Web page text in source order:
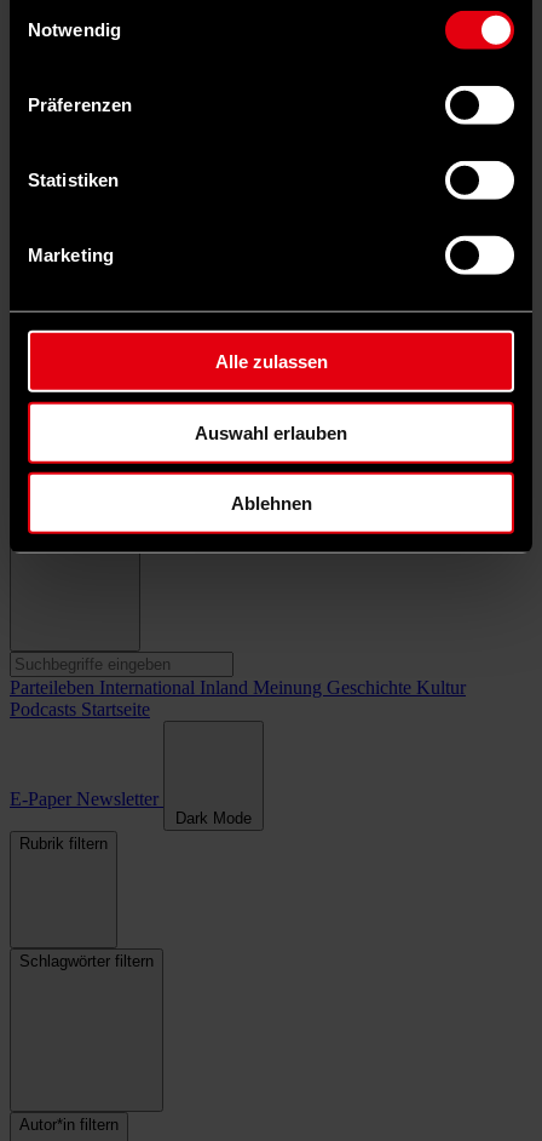
Notwendig
Präferenzen
Statistiken
Marketing
Alle zulassen
Auswahl erlauben
Ablehnen
Parteileben International Inland Meinung Geschichte Kultur
Podcasts Startseite
E-Paper Newsletter
Dark Mode
Rubrik filtern
Schlagwörter filtern
Autor*in filtern